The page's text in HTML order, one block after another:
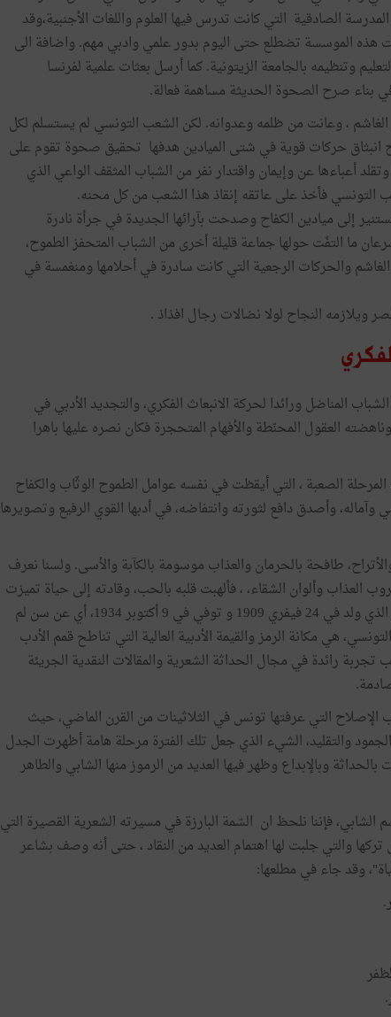
الصادقية التي كانت تدرس فيها العلوم واللغات الأجنبية،وقد
هذه الموسسة تضطلع حتى اليوم بدور علمي وادبي مهم. واضافة الى
وتنظيمه بالجامعة الزيتونية. كما أرسل بعثات علمية لفرنسا
بناء صرح الصحوة الحديثة مساهمة فعالة.
الفرنسي الغاشم ، وعانت من ظلمه وعدوانه. لكن الشعب التونسي لم يستسلم لكل
انبثاق حركات قوية في شتى الميادين هدفها تحقيق صحوة تقوم على
أعباءها عن وإيمان واقتدار نفر من الشباب المثقف الواعي الذي
التونسي فأخذ على عاتقه إنقاذ هذا الشعب من كل محنه.
إلى ميادين الكفاح وصدحت بآرائها الجديدة في جرأة نادرة
ما التفّت حولها جماعة قليلة أخرى من الشباب المتحفز الطموح،
والحركات الرجعية التي كانت سادرة في أحلامها ومنغمسة في
ويلازمه النجاح لولا نضالات رجال افذاذ .
المناضل ورائدا لحركة الانبعاث الفكري، والتجديد الأدبي في
العقول المحنّطة والأفهام المتحجرة فكان نصره عليها باهرا
الصعبة ، التي أيقظت في نفسه عوامل الطموح الوثّاب والكفاح
وأصدق دافع لثورته وانتفاضه، في أدبها القوي الرفيع وتصويرها
طافحة بالحرمان والعذاب موسومة بالكآبة والأسى. ولسنا نعرف
وألوان الشقاء، ، فألهبت قلبه بالحب، وقادته إلى حياة تميزت
بتبرمه العنيف وثورته الجارفة . ولأبي القاسم الشابي الذي ولد في 24 فيفري 1909 و توفي في 9 أكتوبر 1934، أي عن سن لم
التونسي، هي مكانة الرمز والقيمة الأدبية العالية التي تناطح قمم الأدب
رائدة في مجال الحداثة الشعرية والمقالات النقدية الجريئة
التي عرفتها تونس في الثلاثينات من القرن الماضي، حيث
والتقليد، الشيء الذي جعل تلك الفترة مرحلة هامة أظهرت الجدل
وبالإبداع وظهر فيها العديد من الرموز منها الشابي والطاهر
الشابي، فإننا نلحظ ان السّمة البارزة في مسيرته الشعرية القصيرة التي
والتي جلبت لها اهتمام العديد من النقاد ، حتى أنه وصف بشاعر
وقد جاء في مطلعها: